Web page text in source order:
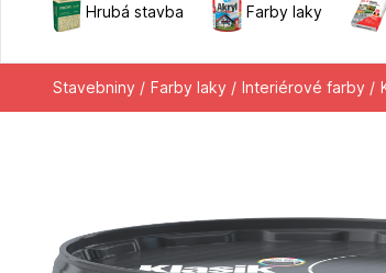
Hrubá stavba Farby laky
Stavebniny / Farby laky / Interiérové farby /